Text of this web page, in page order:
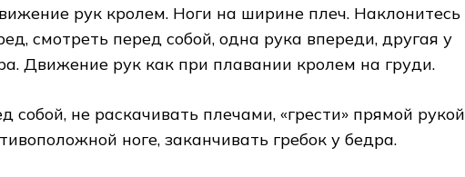
рук кролем. Ноги на ширине плеч. Наклонитесь
смотреть перед собой, одна рука впереди, другая у
Движение рук как при плавании кролем на груди.
собой, не раскачивать плечами, «грести» прямой рукой
ноге, заканчивать гребок у бедра.